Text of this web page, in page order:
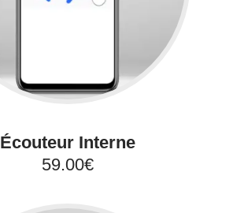
Écouteur Interne
59.00€